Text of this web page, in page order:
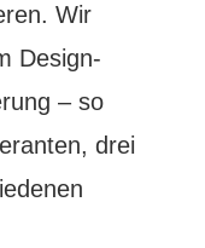
Wir
Design-
– so
drei